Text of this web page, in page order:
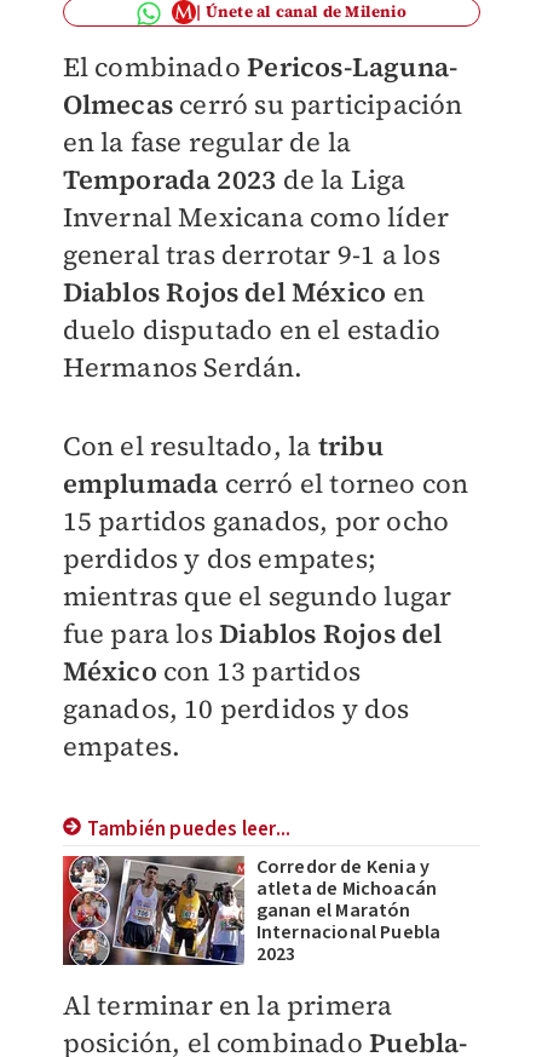
Únete al canal de Milenio
El combinadoPericos-Laguna-
Olmecascerró su participación
en la fase regular de la
Temporada 2023 de la Liga
Invernal Mexicana como líder
general tras derrotar 9-1 a los
Diablos Rojos del México en
duelo disputado en el estadio
Hermanos Serdán.
Con el resultado, la tribu
emplumada cerró el torneo con
15 partidos ganados, por ocho
perdidos y dos empates;
mientras que el segundo lugar
fue para losDiablos Rojos del
México con 13 partidos
ganados, 10 perdidos y dos
empates.
También puedes leer...
Corredor de Kenia y
atleta de Michoacán
ganan el Maratón
Internacional Puebla
2023
Al terminar en la primera
posición, el combinado Puebla-